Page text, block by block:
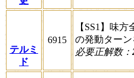
テルミ
ド
6915
【SS1】味
の発動ターン
必要正解数：